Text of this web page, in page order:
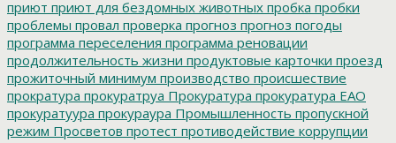
приют приют для бездомных животных пробка пробки
проблемы провал проверка прогноз прогноз погоды
программа переселения программа реновации
продолжительность жизни продуктовые карточки проезд
прожиточный минимум производство происшествие
прократура прокуратруа Прокуратура прокуратура ЕАО
прокуратуура прокураура Промышленность пропускной
режим Просветов протест противодействие коррупции